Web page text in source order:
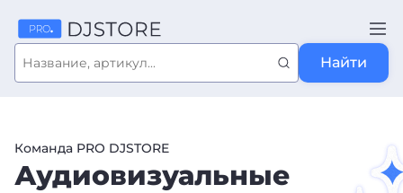
Найти
Команда PRO DJSTORE
Аудиовизуальные